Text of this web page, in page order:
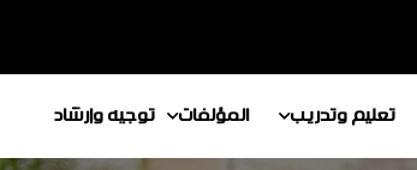
تعليم وتدريب المؤلفات توجيه وإرشاد